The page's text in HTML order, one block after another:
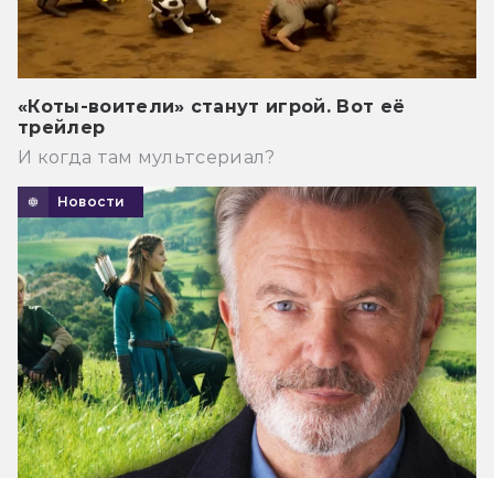
«Коты-воители» станут игрой. Вот её
трейлер
И когда там мультсериал?
Новости